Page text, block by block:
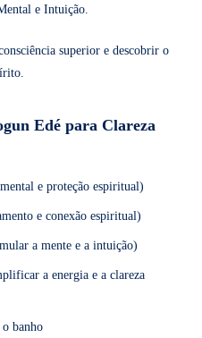
e Intuição.
superior e descobrir o
Edé para Clareza
e proteção espiritual)
e conexão espiritual)
a mente e a intuição)
a energia e a clareza
banho